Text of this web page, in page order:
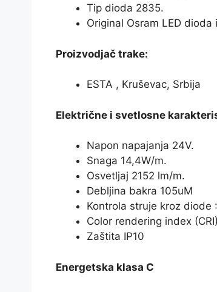
Tip dioda 2835.
Original Osram LED dioda
Proizvodjač trake:
ESTA , Kruševac, Srbija
Električne i svetlosne
Napon napajanja 24V.
Snaga 14,4W/m.
Osvetljaj 2152 lm/m.
Debljina bakra 105uM
Kontrola struje kroz diode
Color rendering index
Zaštita IP10
Energetska klasa C